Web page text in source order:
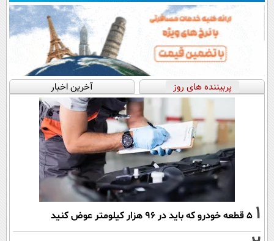
پربیننده های روز آخرین اخبار
1 ۵ قطعه خودرو که باید در ۹۶ هزار کیلومتر عوض کنید